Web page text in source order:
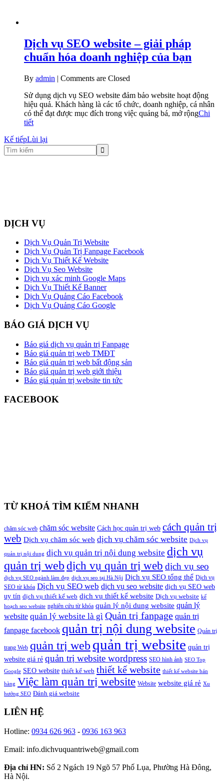
Dịch vụ SEO website – giải pháp
chuẩn hóa doanh nghiệp của bạn
By admin | Comments are Closed
Sử dụng dịch vụ SEO website đảm bảo website hoạt động
hiệu quả. Khách hàng là các tổ chức, doanh nghiệp, cá nhân
có thể đạt được mục đích trong việc quảng bá, mở rộngChi
tiết
Kế tiếpLùi lại
DỊCH VỤ
Dịch Vụ Quản Trị Website
Dịch Vụ Quản Trị Fanpage Facebook
Dịch Vụ Thiết Kế Website
Dịch Vụ Seo Website
Dịch vụ xác minh Google Maps
Dịch Vụ Thiết Kế Banner
Dịch Vụ Quảng Cáo Facebook
Dịch Vụ Quảng Cáo Google
BÁO GIÁ DỊCH VỤ
Báo giá dịch vụ quản trị Fanpage
Báo giá quản trị web TMĐT
Báo giá quản trị web bất động sản
Báo giá quản trị web giới thiệu
Báo giá quản trị website tin tức
FACEBOOK
TỪ KHOÁ TÌM KIẾM NHANH
chăm sóc web chăm sóc website Cách học quản trị web cách quản trị
web Dịch vụ chăm sóc web dịch vụ chăm sóc website Dịch vụ
quản trị nội dung dịch vụ quản trị nội dung website dịch vụ
quản trị web dịch vụ quản trị web dịch vụ seo
dịch vụ SEO ngành làm đẹp dịch vụ seo tại Hà Nội Dịch vụ SEO tổng thể Dịch vụ
SEO từ khóa Dịch vụ SEO web dịch vụ seo website dịch vụ SEO web
uy tín dịch vụ thiết kế web dịch vụ thiết kế website Dịch vụ website kế
hoạch seo website nghiên cứu từ khóa quản lý nội dung website quản lý
website quản lý website là gì Quản trị fanpage quản trị
fanpage facebook quản trị nội dung website Quản trị
trang Web quản trị web quản trị website quản trị
website giá rẻ quản trị website wordpress SEO hình ảnh SEO Top
Google SEO website thiết kế web thiết kế website thiết kế website bán
hàng Việc làm quản trị website Website website giá rẻ Xu
hướng SEO Đánh giá website
LIÊN HỆ
Hotline: 0934 626 963 - 0936 163 963
Email: info.dichvuquantriweb@gmail.com
Địa chỉ HN: Số 2 Ngách 19 Ngõ 57 Phố Lụa, Phường Hà Đông,
Hà Nội.